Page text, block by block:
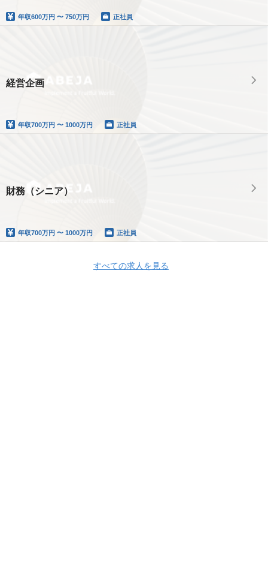
年収600万円 〜 750万円 正社員
経営企画
年収700万円 〜 1000万円 正社員
財務（シニア）
年収700万円 〜 1000万円 正社員
すべての求人を見る